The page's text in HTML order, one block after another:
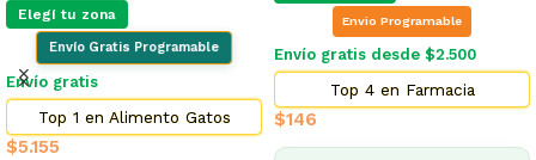
Elegí tu zona
Envío Gratis Programable
Envío gratis
Top 1 en Alimento Gatos
$5.155
Envio Programable
Envío gratis desde $2.500
Top 4 en Farmacia
$146